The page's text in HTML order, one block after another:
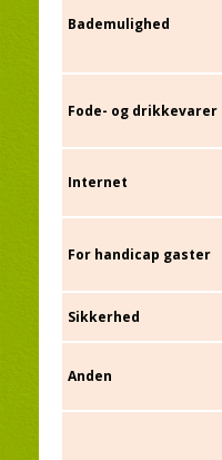
Bademulighed
Fode- og drikkevarer
Internet
For handicap gaster
Sikkerhed
Anden